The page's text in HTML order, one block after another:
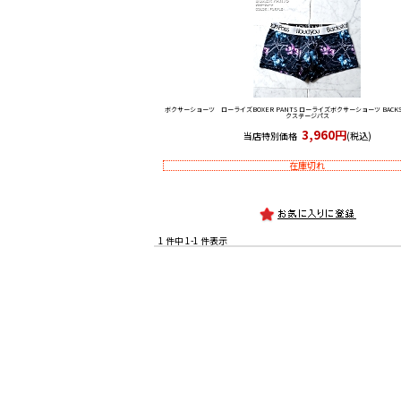
ボクサーショーツ ローライズBOXER PANTS ローライズボクサーショーツ
クステージパス
当店特別価格 3,960円(税込)
在庫切れ
1 件中 1-1 件表示